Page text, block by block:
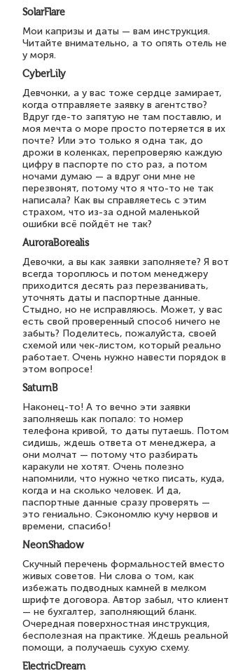
SolarFlare
Мои капризы и даты — вам инструкция.
Читайте внимательно, а то опять отель не
у моря.
CyberLily
Девчонки, а у вас тоже сердце замирает,
когда отправляете заявку в агентство?
Вдруг где-то запятую не там поставлю, и
моя мечта о море просто потеряется в их
почте? Или это только я одна так, до
дрожи в коленках, перепроверяю каждую
цифру в паспорте по сто раз, а потом
ночами думаю — а вдруг они мне не
перезвонят, потому что я что-то не так
написала? Как вы справляетесь с этим
страхом, что из-за одной маленькой
ошибки всё пойдёт не так?
AuroraBorealis
Девочки, а вы как заявки заполняете? Я вот
всегда тороплюсь и потом менеджеру
приходится десять раз перезванивать,
уточнять даты и паспортные данные.
Стыдно, но не исправляюсь. Может, у вас
есть свой проверенный способ ничего не
забыть? Поделитесь, пожалуйста, своей
схемой или чек-листом, который реально
работает. Очень нужно навести порядок в
этом вопросе!
SaturnB
Наконец-то! А то вечно эти заявки
заполняешь как попало: то номер
телефона кривой, то даты путаешь. Потом
сидишь, ждешь ответа от менеджера, а
они молчат — потому что разбирать
каракули не хотят. Очень полезно
напомнили, что нужно четко писать, куда,
когда и на сколько человек. И да,
паспортные данные сразу проверять —
это гениально. Сэкономлю кучу нервов и
времени, спасибо!
NeonShadow
Скучный перечень формальностей вместо
живых советов. Ни слова о том, как
избежать подводных камней в мелком
шрифте договора. Автор забыл, что клиент
— не бухгалтер, заполняющий бланк.
Очередная поверхностная инструкция,
бесполезная на практике. Ждешь реальной
помощи, а получаешь сухую схему.
ElectricDream